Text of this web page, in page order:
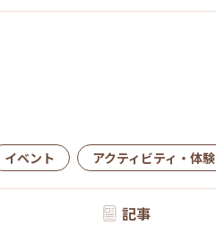
イベント アクティビティ・体験
記事